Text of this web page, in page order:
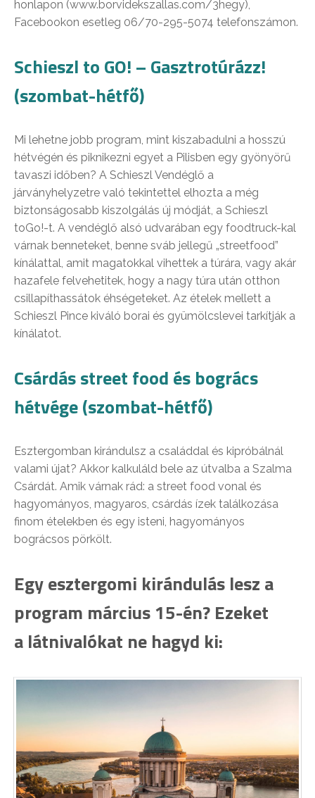
honlapon (www.borvidekszallas.com/3hegy),
Facebookon esetleg 06/70-295-5074 telefonszámon.
Schieszl to GO! – Gasztrotúrázz!
(szombat-hétfő)
Mi lehetne jobb program, mint kiszabadulni a hosszú
hétvégén és piknikezni egyet a Pilisben egy gyönyörű
tavaszi időben? A Schieszl Vendéglő a
járványhelyzetre való tekintettel elhozta a még
biztonságosabb kiszolgálás új módját, a Schieszl
toGo!-t. A vendéglő alsó udvarában egy foodtruck-kal
várnak benneteket, benne sváb jellegű „streetfood”
kínálattal, amit magatokkal vihettek a túrára, vagy akár
hazafele felvehetitek, hogy a nagy túra után otthon
csillapíthassátok éhségeteket. Az ételek mellett a
Schieszl Pince kiváló borai és gyümölcslevei tarkítják a
kínálatot.
Csárdás street food és bogrács
hétvége (szombat-hétfő)
Esztergomban kirándulsz a családdal és kipróbálnál
valami újat? Akkor kalkuláld bele az útvalba a Szalma
Csárdát. Amik várnak rád: a street food vonal és
hagyományos, magyaros, csárdás ízek találkozása
finom ételekben és egy isteni, hagyományos
bográcsos pörkölt.
Egy esztergomi kirándulás lesz a
program március 15-én? Ezeket
a látnivalókat ne hagyd ki: